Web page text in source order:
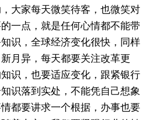
大家每天微笑待客，也微笑对
一点，就是任何心情都不能带
识，全球经济变化很快，同样
月异，每天都要关注改革更
识，也要适应变化，跟紧银行
识落到实处，不能凭自己想象
都要讲求一个根据，办事也要